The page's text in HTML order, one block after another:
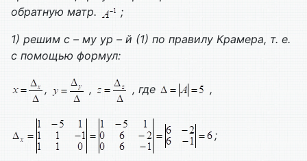
обратную матр.
;
1) решим с – му ур – й (1) по правилу Крамера, т. е.
с помощью формул:
, , , где ,
;